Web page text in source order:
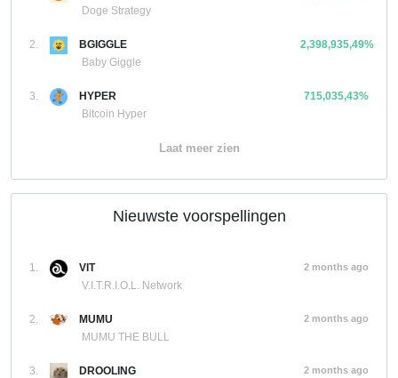
Doge Strategy
2.
BGIGGLE
Baby Giggle
2,398,935,49%
3.
HYPER
Bitcoin Hyper
715,035,43%
Laat meer zien
Nieuwste voorspellingen
1.
VIT
V.I.T.R.I.O.L. Network
2 months ago
2.
MUMU
MUMU THE BULL
2 months ago
3.
DROOLING
2 months ago